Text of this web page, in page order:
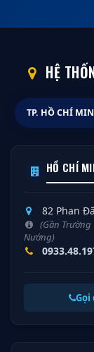
HỆ
TP. HỒ CHÍ
HỒ CHÍ
82 Phan
(Gần Trường
Nướng)
Gọi